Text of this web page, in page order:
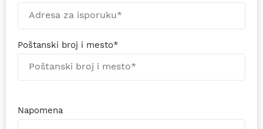
Poštanski broj i mesto*
Napomena